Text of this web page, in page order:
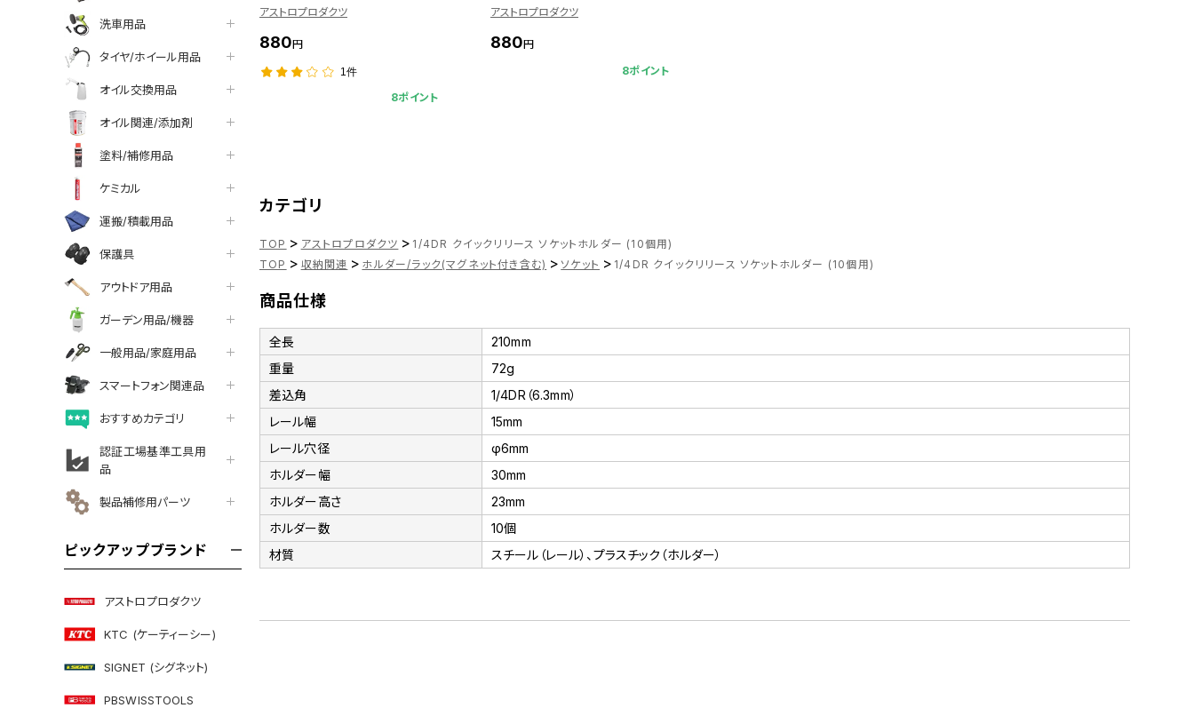
洗車用品
タイヤ/ホイール用品
オイル交換用品
オイル関連/添加剤
塗料/補修用品
ケミカル
運搬/積載用品
保護具
アウトドア用品
ガーデン用品/機器
一般用品/家庭用品
スマートフォン関連品
おすすめカテゴリ
認証工場基準工具用
品
製品補修用パーツ
ピックアップブランド
アストロプロダクツ
KTC (ケーティーシー)
SIGNET (シグネット)
PBSWISSTOOLS
アストロプロダクツ
880円
1件
8ポイント
アストロプロダクツ
880円
8ポイント
カテゴリ
TOP > アストロプロダクツ > 1/4DR クイックリリース ソケットホルダー (10個用)
TOP > 収納関連 > ホルダー/ラック(マグネット付き含む) > ソケット > 1/4DR クイックリリース ソケットホルダー (10個用)
商品仕様
全長
210mm
重量
72g
差込角
1/4DR（6.3mm）
レール幅
15mm
レール穴径
φ6mm
ホルダー幅
30mm
ホルダー高さ
23mm
ホルダー数
10個
材質
スチール（レール）、プラスチック（ホルダー）